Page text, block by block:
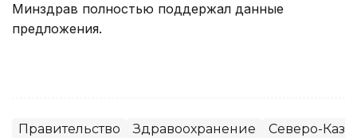
Минздрав полностью поддержал данные
предложения.
Правительство Здравоохранение Северо-